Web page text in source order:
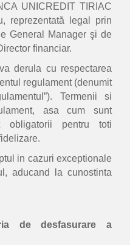
UNICREDIT TIRIAC
reprezentată legal prin
General Manager şi de
financiar.
derula cu respectarea
regulament (denumit
Termenii si
asa cum sunt
obligatorii pentru toti
in cazuri exceptionale
aducand la cunostinta
de desfasurare a